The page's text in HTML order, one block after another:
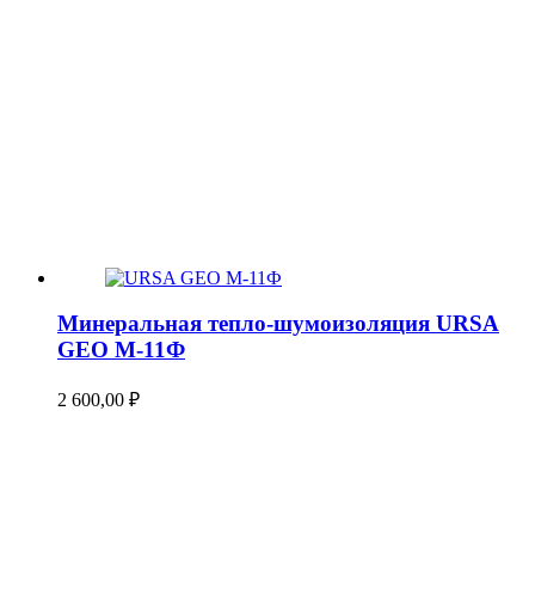
Минеральная тепло-шумоизоляция URSA
GEO М-11Ф
2 600,00 ₽